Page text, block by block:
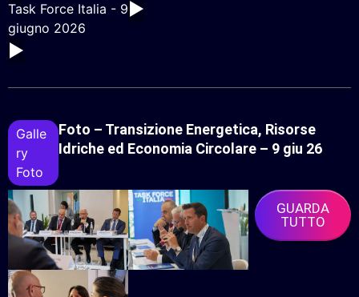
▶
▶
Galle
Ry
Foto
Foto – Transizione Energetica, Risorse
Idriche ed Economia Circolare – 9 giu 26
GUARDA
TUTTO